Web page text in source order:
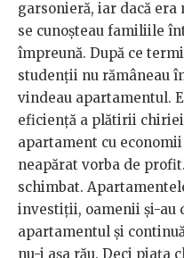
garsonieră, iar dacă
se cunoșteau familiile
împreună. După ce
studenții nu rămâneau
vindeau apartamentul.
eficiență a plătirii
apartament cu
neapărat vorba de
schimbat.
investiții, oamenii și-au
apartamentul și
nu-i așa rău. Deci piața